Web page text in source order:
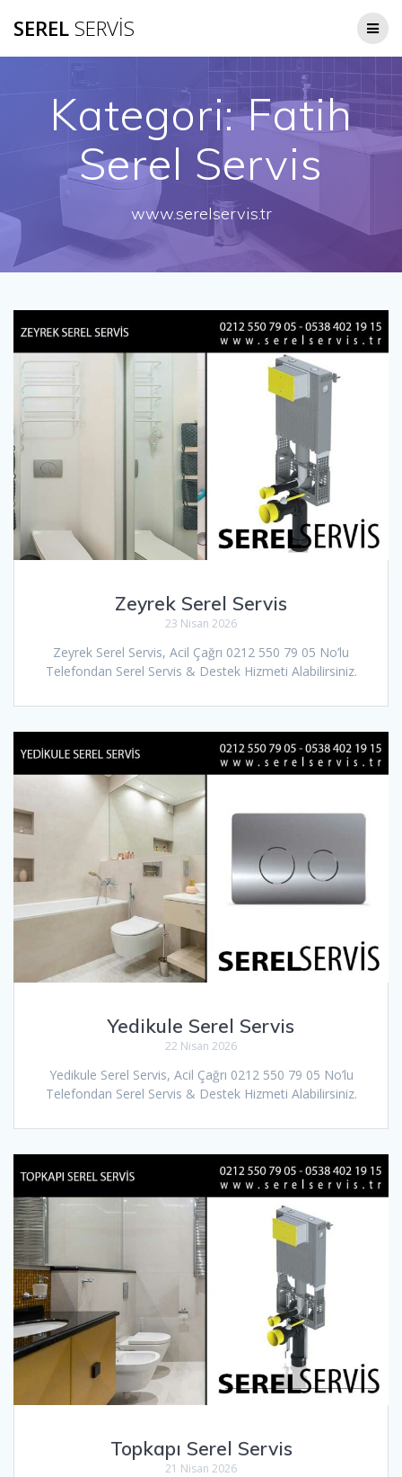
SERELSERVİS
Kategori:Fatih
Serel Servis
www.serelservis.tr
Zeyrek Serel Servis
23 Nisan 2026
Zeyrek Serel Servis, Acil Çağrı 0212 550 79 05 No’lu
Telefondan Serel Servis & Destek Hizmeti Alabilirsiniz.
Yedikule Serel Servis
22 Nisan 2026
Yedikule Serel Servis, Acil Çağrı 0212 550 79 05 No’lu
Telefondan Serel Servis & Destek Hizmeti Alabilirsiniz.
Topkapı Serel Servis
21 Nisan 2026